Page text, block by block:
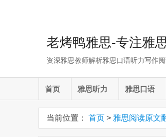
老烤鸭雅思-专注雅
资深雅思教师解析雅思口语听力写作
首页 雅思听力 雅思口语
当前位置： 首页 > 雅思阅读原文